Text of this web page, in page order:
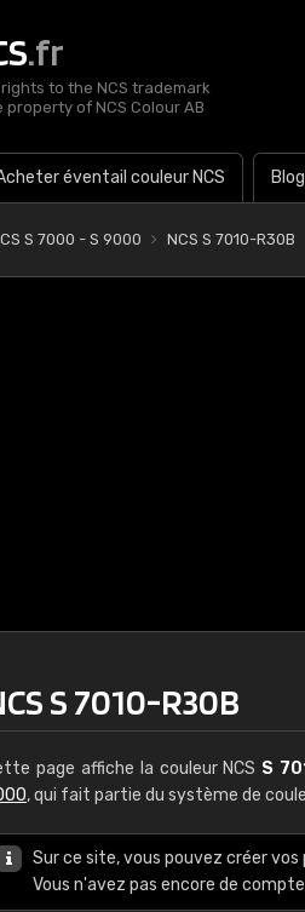
.fr
to the NCS trademark
property of NCS Colour AB
éventail couleur NCS Blog
S 7000 - S 9000 NCS S 7010-R30B
S 7010-R30B
page affiche la couleur NCS S
, qui fait partie du système de
Sur ce site, vous pouvez créer
Vous n'avez pas encore de